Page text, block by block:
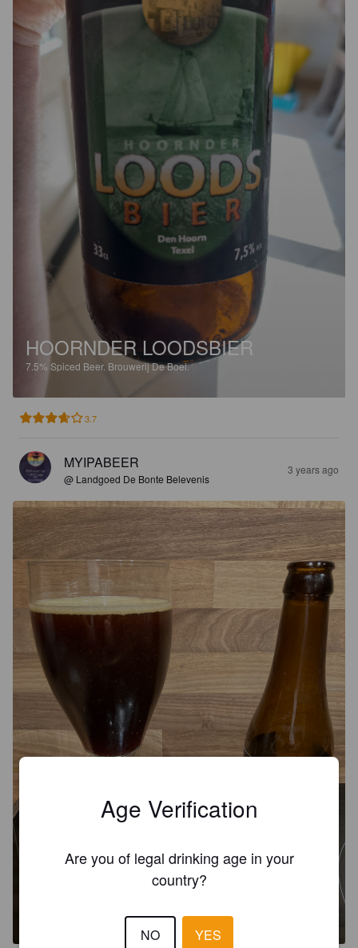
HOORNDER LOODSBIER
7.5% Spiced Beer. Brouwerij De Boei.
3.7
MYIPABEER
@ Landgoed De Bonte Belevenis
3 years ago
WINDKRACHT 10
Age Verification
Are you of legal drinking age in your
country?
NO YES